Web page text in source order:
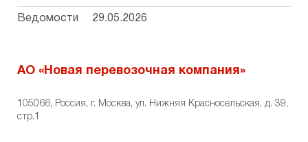
Ведомости 29.05.2026
АО «Новая перевозочная компания»
105066, Россия, г. Москва, ул. Нижняя Красносельская, д. 39,
стр.1